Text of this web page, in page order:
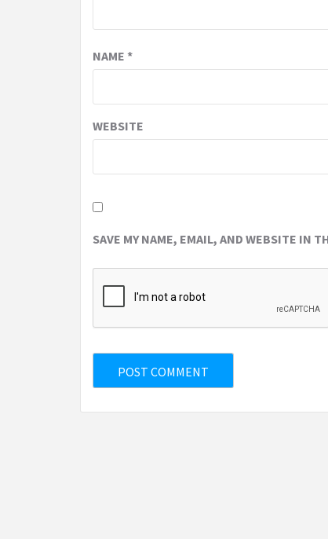
NAME *
WEBSITE
SAVE MY NAME, EMAIL, AND WEBSITE IN